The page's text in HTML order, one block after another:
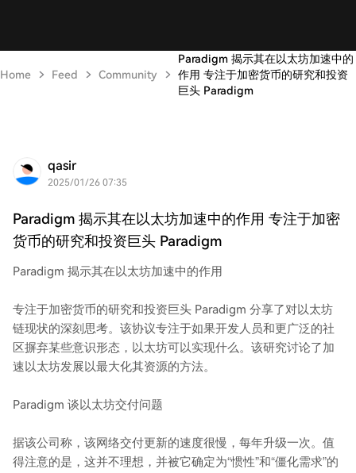
Home Feed Community
Paradigm 揭示其在以太坊加速中的
作用 专注于加密货币的研究和投资
巨头 Paradigm
qasir
2025/01/26 07:35
Paradigm 揭示其在以太坊加速中的作用 专注于加密
货币的研究和投资巨头 Paradigm
Paradigm 揭示其在以太坊加速中的作用
专注于加密货币的研究和投资巨头 Paradigm 分享了对以太坊
链现状的深刻思考。该协议专注于如果开发人员和更广泛的社
区摒弃某些意识形态，以太坊可以实现什么。该研究讨论了加
速以太坊发展以最大化其资源的方法。
Paradigm 谈以太坊交付问题
据该公司称，该网络交付更新的速度很慢，每年升级一次。值
得注意的是，这并不理想，并被它确定为“惯性”和“僵化需求”的